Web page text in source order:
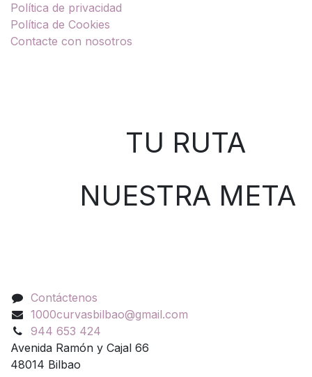
Política de privacidad
Política de Cookies
Contacte con nosotros
TU RUTA
NUESTRA META
Contáctenos
1000curvasbilbao@gmail.com
944 653 424
Avenida Ramón y Cajal 66
48014 Bilbao